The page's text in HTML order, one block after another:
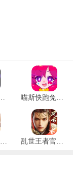
费版 v3.3.5 喵斯快跑免费全角色解锁最新版 v4.3.0
最强NBA官网版 v1.44.551 乱世王者官网版 v2.0.70.888